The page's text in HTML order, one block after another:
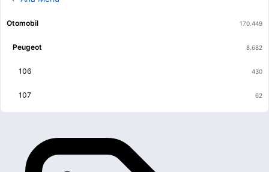
Otomobil
Peugeot
106
107
206